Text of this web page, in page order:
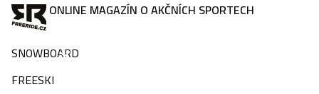
ONLINE MAGAZÍN O AKČNÍCH SPORTECH
SNOWBOARD
FREESKI